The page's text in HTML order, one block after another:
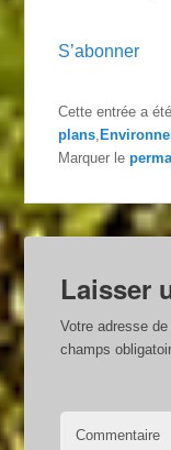
S’abonner
Cette entrée a
plans,
Marquer le
Laisser
Votre adresse
champs
Commentaire